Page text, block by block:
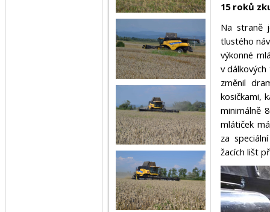
15 roků
Na straně
tlustého
výkonné
v
změnil
kosičkami,
minimálně
mlátiček
za
žacích lišt